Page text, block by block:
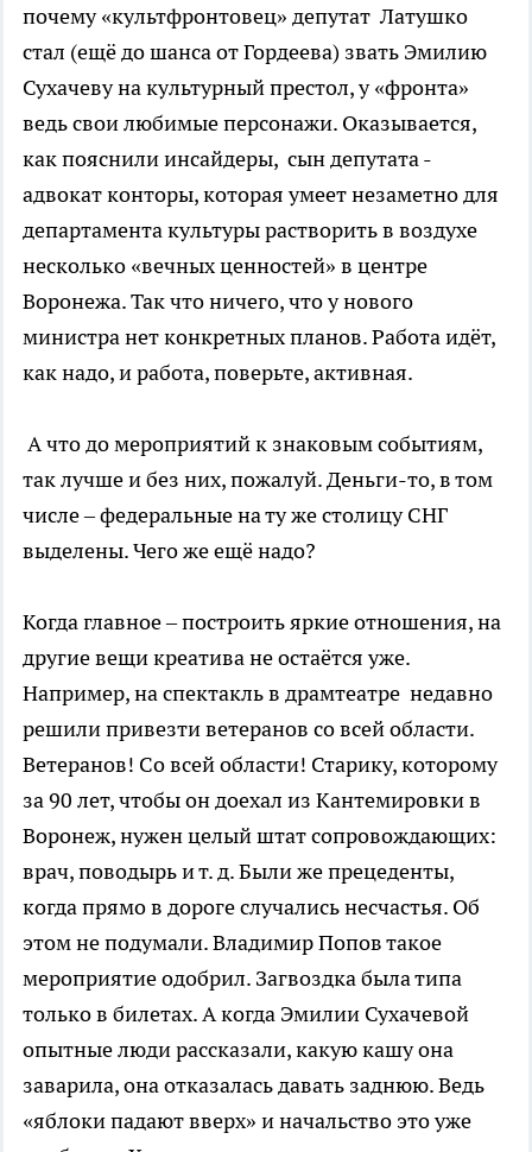
почему «культфронтовец» депутат Латушко
стал (ещё до шанса от Гордеева) звать Эмилию
Сухачеву на культурный престол, у «фронта»
ведь свои любимые персонажи. Оказывается,
как пояснили инсайдеры, сын депутата -
адвокат конторы, которая умеет незаметно для
департамента культуры растворить в воздухе
несколько «вечных ценностей» в центре
Воронежа. Так что ничего, что у нового
министра нет конкретных планов. Работа идёт,
как надо, и работа, поверьте, активная.
А что до мероприятий к знаковым событиям,
так лучше и без них, пожалуй. Деньги-то, в том
числе – федеральные на ту же столицу СНГ
выделены. Чего же ещё надо?
Когда главное – построить яркие отношения, на
другие вещи креатива не остаётся уже.
Например, на спектакль в драмтеатре недавно
решили привезти ветеранов со всей области.
Ветеранов! Со всей области! Старику, которому
за 90 лет, чтобы он доехал из Кантемировки в
Воронеж, нужен целый штат сопровождающих:
врач, поводырь и т. д. Были же прецеденты,
когда прямо в дороге случались несчастья. Об
этом не подумали. Владимир Попов такое
мероприятие одобрил. Загвоздка была типа
только в билетах. А когда Эмилии Сухачевой
опытные люди рассказали, какую кашу она
заварила, она отказалась давать заднюю. Ведь
«яблоки падают вверх» и начальство это уже